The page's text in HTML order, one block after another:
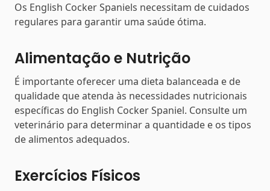
Os English Cocker Spaniels necessitam de cuidados
regulares para garantir uma saúde ótima.
Alimentação e Nutrição
É importante oferecer uma dieta balanceada e de
qualidade que atenda às necessidades nutricionais
específicas do English Cocker Spaniel. Consulte um
veterinário para determinar a quantidade e os tipos
de alimentos adequados.
Exercícios Físicos